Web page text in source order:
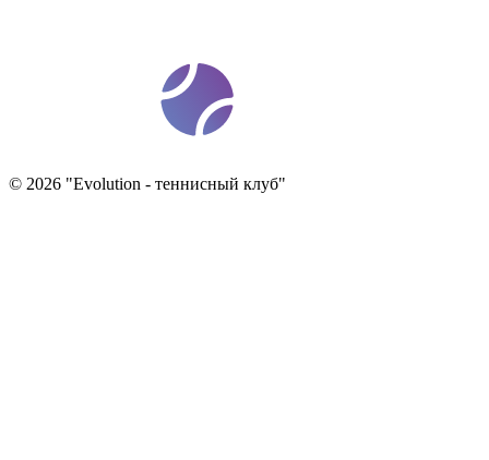
© 2026 "Evolution - теннисный клуб"